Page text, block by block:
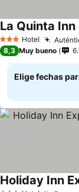
3 Estrellas
Hotel
8,3 Muy bueno
Elige fechas